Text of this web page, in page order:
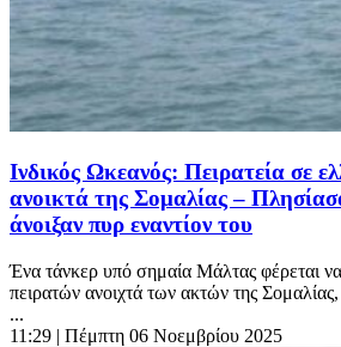
Ινδικός Ωκεανός: Πειρατεία σε
ανοικτά της Σομαλίας –
άνοιξαν πυρ εναντίον του
Ένα τάνκερ υπό σημαία Μάλτας φέρεται
πειρατών ανοιχτά των ακτών της
...
11:29 | Πέμπτη 06 Νοεμβρίου 2025